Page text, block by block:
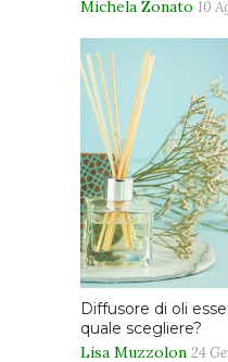
Michela Zonato 10
Diffusore di oli
quale scegliere?
Lisa Muzzolon 24